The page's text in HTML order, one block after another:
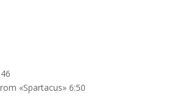
«Spartacus» 6:50